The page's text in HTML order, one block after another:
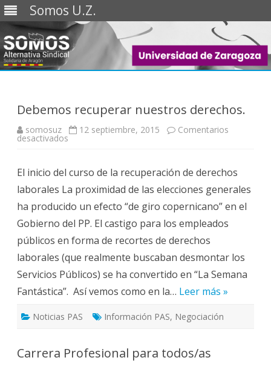
Somos U.Z.
Saltar
Debemos recuperar nuestros derechos.
somosuz 12 septiembre, 2015 Comentarios
desactivadosen
derechos.
El inicio del curso de la recuperación de derechos
laborales La proximidad de las elecciones generales
ha producido un efecto “de giro copernicano” en el
Gobierno del PP. El castigo para los empleados
públicos en forma de recortes de derechos
laborales (que realmente buscaban desmontar los
Servicios Públicos) se ha convertido en “La Semana
Fantástica”. Así vemos como en la… Leer más »
Noticias PAS Información PAS, Negociación
Carrera Profesional para todos/as